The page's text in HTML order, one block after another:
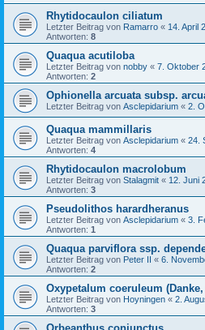
Rhytidocaulon ciliatum
Letzter Beitrag von Ramarro « 14. April
Antworten: 8
Quaqua acutiloba
Letzter Beitrag von nobby « 7. Oktober
Antworten: 2
Ophionella arcuata subsp.
Letzter Beitrag von Asclepidarium « 2.
Quaqua mammillaris
Letzter Beitrag von Asclepidarium « 24.
Antworten: 4
Rhytidocaulon macrolobum
Letzter Beitrag von Stalagmit « 12. Juni
Antworten: 3
Pseudolithos harardheranus
Letzter Beitrag von Asclepidarium « 3.
Antworten: 1
Quaqua parviflora ssp.
Letzter Beitrag von Peter II « 6.
Antworten: 2
Oxypetalum coeruleum
Letzter Beitrag von Hoyningen « 2.
Antworten: 3